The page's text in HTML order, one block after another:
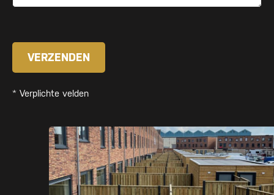
* Verplichte velden